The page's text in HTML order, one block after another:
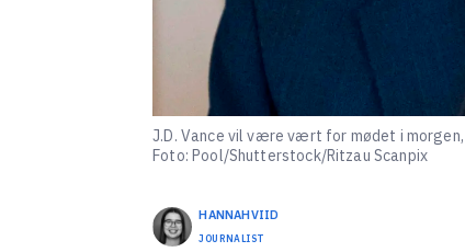
J.D. Vance vil være vært for mødet i
Foto: Pool/Shutterstock/Ritzau Scanpix
HANNAHVIID
JOURNALIST